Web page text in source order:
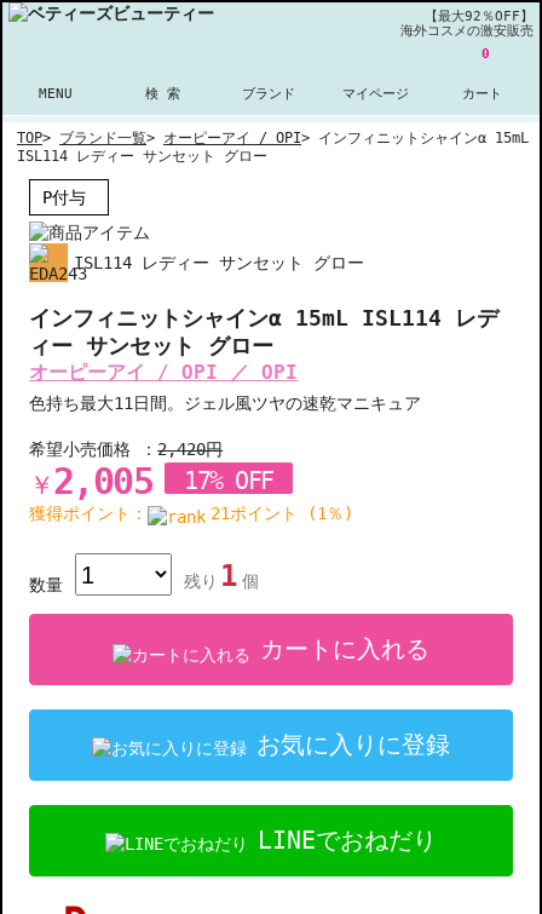
【最大92％OFF】
海外コスメの激安販売
MENU 検 索 ブランド マイページ
0
カート
TOP> ブランド一覧> オーピーアイ / OPI> インフィニットシャインα 15mL
ISL114 レディー サンセット グロー
P付与
ISL114 レディー サンセット グロー
インフィニットシャインα 15mL ISL114 レデ
ィー サンセット グロー
オーピーアイ / OPI ／ OPI
色持ち最大11日間。ジェル風ツヤの速乾マニキュア
希望小売価格 ：2,420円
￥ 2,005 17% OFF
獲得ポイント： 21ポイント (1％)
数量 残り 1 個
カートに入れる
お気に入りに登録
LINEでおねだり